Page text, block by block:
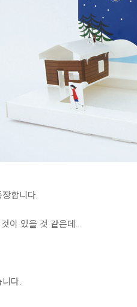
합니다.
이 있을 것 같은데...
다.